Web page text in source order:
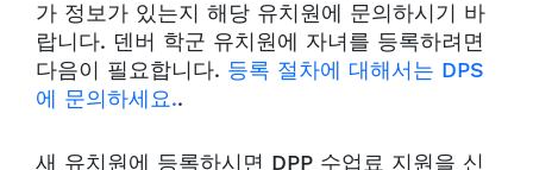
가 정보가 있는지 해당 유치원에 문의하시기 바
랍니다. 덴버 학군 유치원에 자녀를 등록하려면
다음이 필요합니다. 등록 절차에 대해서는 DPS
에 문의하세요..
새 유치원에 등록하시면 DPP 수업료 지원을 신